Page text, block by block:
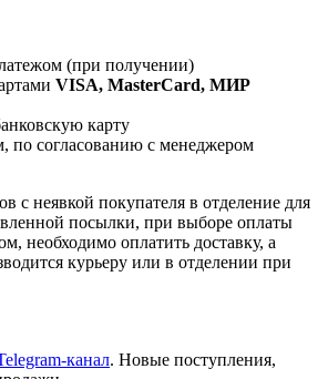
(при получении)
VISA, MasterCard, МИР
карту
по согласованию с менеджером
с неявкой покупателя в отделение для
посылки, при выборе оплаты
необходимо оплатить доставку, а
курьеру или в отделении при
канал. Новые поступления,